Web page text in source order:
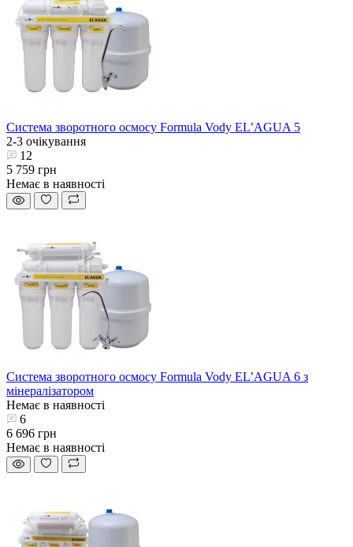
Система зворотного осмосу Formula Vody EL’AGUA 5
2-3 очікування
12
5 759 грн
Немає в наявності
Система зворотного осмосу Formula Vody EL’AGUA 6 з
мінералізатором
Немає в наявності
6
6 696 грн
Немає в наявності